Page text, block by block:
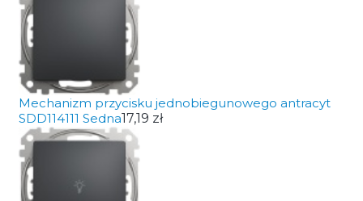
Mechanizm przycisku jednobiegunowego antracyt
SDD114111 Sedna17,19 zł